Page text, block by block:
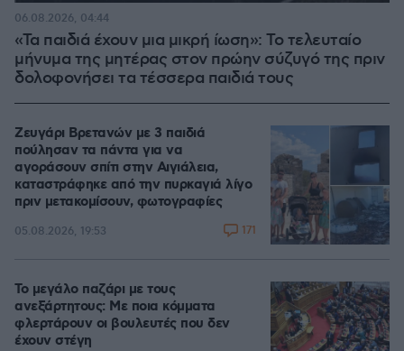
«Τα παιδιά έχουν μια μικρή ίωση»: Το τελευταίο
μήνυμα της μητέρας στον πρώην σύζυγό της πριν
δολοφονήσει τα τέσσερα παιδιά τους
06.08.2026, 04:44
Ζευγάρι Βρετανών με 3 παιδιά
πούλησαν τα πάντα για να
αγοράσουν σπίτι στην Αιγιάλεια,
καταστράφηκε από την πυρκαγιά λίγο
πριν μετακομίσουν, φωτογραφίες
05.08.2026, 19:53 171
Το μεγάλο παζάρι με τους
ανεξάρτητους: Με ποια κόμματα
φλερτάρουν οι βουλευτές που δεν
έχουν στέγη